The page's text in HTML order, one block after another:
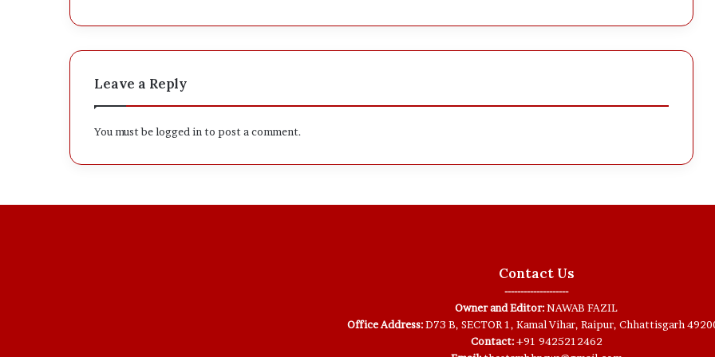
Leave a Reply
You must belogged in to post a comment.
Contact Us
--------------------
Owner and Editor:NAWAB FAZIL
Office Address:D73 B, SECTOR 1, Kamal Vihar, Raipur, Chhattisgarh
Contact:+91 9425212462